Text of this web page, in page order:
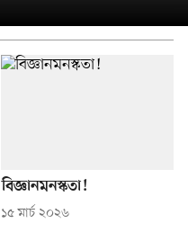
বিজ্ঞানমনস্কতা!
১৫ মার্চ ২০২৬